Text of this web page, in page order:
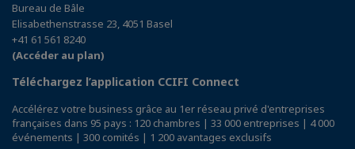
Bureau de Bâle
Elisabethenstrasse 23, 4051 Basel
+41 61 561 8240
(Accéder au plan)
Téléchargez l’application CCIFI Connect
Accélérez votre business grâce au 1er réseau privé d'entreprises
françaises dans 95 pays : 120 chambres | 33 000 entreprises | 4 000
événements | 300 comités | 1 200 avantages exclusifs